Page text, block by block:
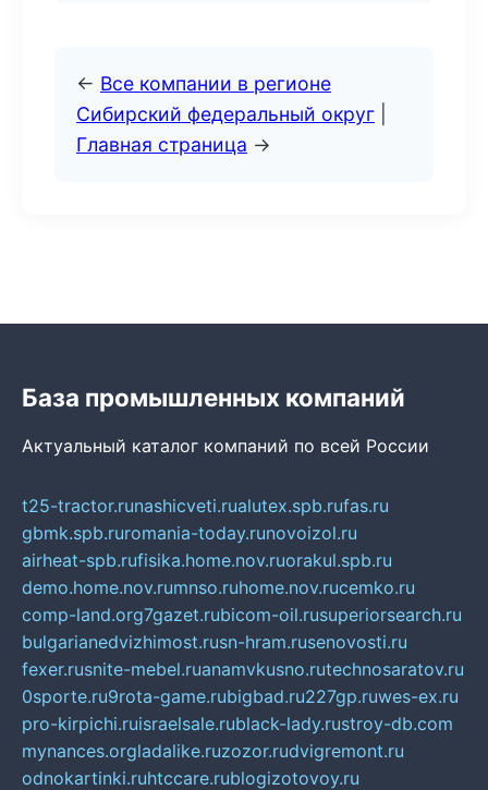
← Все компании в регионе
Сибирский федеральный округ
Главная страница →
База промышленных компаний
Актуальный каталог компаний по всей России
t25-tractor.runashicveti.rualutex.spb.rufas.ru
gbmk.spb.ruromania-today.runovoizol.ru
airheat-spb.rufisika.home.nov.ruorakul.spb.ru
demo.home.nov.rumnso.ruhome.nov.rucemko.ru
comp-land.org7gazet.rubicom-oil.rusuperiorsearch.ru
bulgarianedvizhimost.rusn-hram.rusenovosti.ru
fexer.rusnite-mebel.ruanamvkusno.rutechnosaratov.ru
0sporte.ru9rota-game.rubigbad.ru227gp.ruwes-ex.ru
pro-kirpichi.ruisraelsale.rublack-lady.rustroy-db.com
mynances.orgladalike.ruzozor.rudvigremont.ru
odnokartinki.ruhtccare.rublogizotovoy.ru